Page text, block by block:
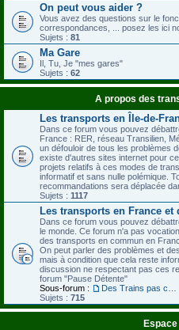
On peut vous aider ?
Vous avez des questions sur le
correspondances, ... posez les ici
Sujets : 81
Ma Gare
Il, Tu, Je "mes gares"
Sujets : 62
A propos des
Les transports en Île-de-
Dans ce forum vous pouvez
France : RER, réseau Transilien,
un défouloir de tous les problèmes
existe d'autres sites internet pour
projets relatifs à ces modes de
informatif et sans nulle polémique.
recommandations sera déplacée
Sujets : 1117
Les transports en France et
Dans ce forum vous pouvez
le monde. Ce forum n'a pas
des transports en commun en
On peut parler des problèmes et
mais à condition que cela reste
discussion ne respectant pas ces
forum "Pause Détente"
Sous-forum :
Sujets : 715